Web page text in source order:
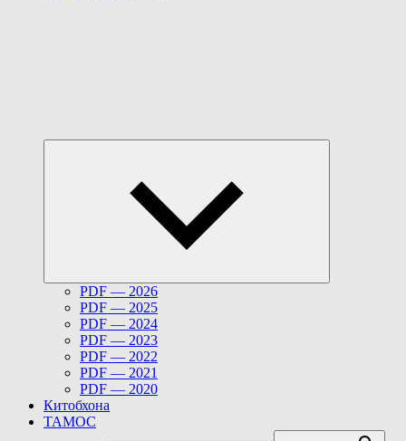
PDF — 2026
PDF — 2025
PDF — 2024
PDF — 2023
PDF — 2022
PDF — 2021
PDF — 2020
Китобхона
ТАМОС